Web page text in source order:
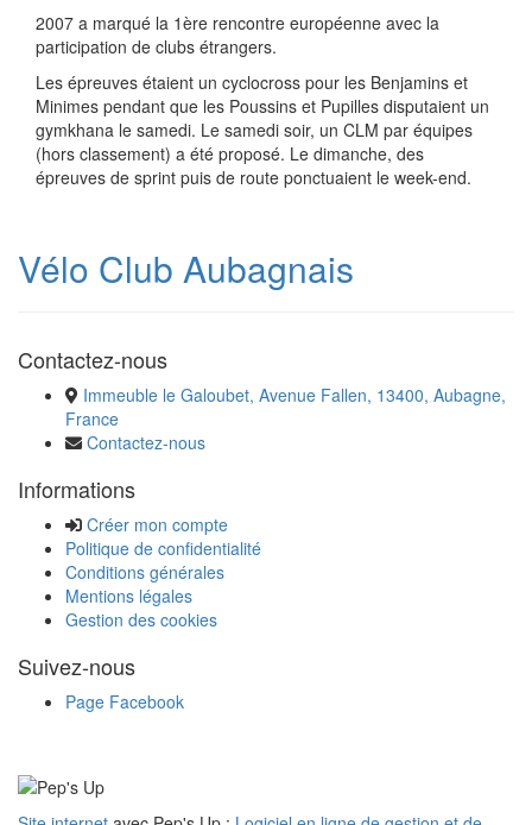
2007 a marqué la 1ère rencontre européenne avec la
participation de clubs étrangers.
Les épreuves étaient un cyclocross pour les Benjamins et
Minimes pendant que les Poussins et Pupilles disputaient un
gymkhana le samedi. Le samedi soir, un CLM par équipes
(hors classement) a été proposé. Le dimanche, des
épreuves de sprint puis de route ponctuaient le week-end.
Vélo Club Aubagnais
Contactez-nous
Immeuble le Galoubet, Avenue Fallen, 13400, Aubagne,
France
Contactez-nous
Informations
Créer mon compte
Politique de confidentialité
Conditions générales
Mentions légales
Gestion des cookies
Suivez-nous
Page Facebook